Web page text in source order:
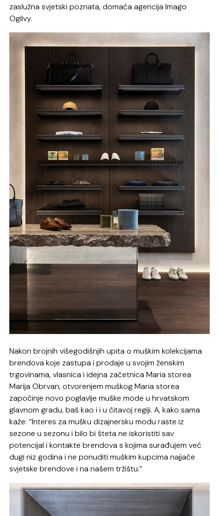
zaslužna svjetski poznata, domaća agencija Imago
Ogilvy.
Nakon brojnih višegodišnjih upita o muškim kolekcijama
brendova koje zastupa i prodaje u svojim ženskim
trgovinama, vlasnica i idejna začetnica Maria storea
Marija Obrvan, otvorenjem muškog Maria storea
započinje novo poglavlje muške mode u hrvatskom
glavnom gradu, baš kao i i u čitavoj regiji. A, kako sama
kaže: “Interes za mušku dizajnersku modu raste iz
sezone u sezonu i bilo bi šteta ne iskoristiti sav
potencijal i kontakte brendova s kojima surađujem već
dugi niz godina i ne ponuditi muškim kupcima najjače
svjetske brendove i na našem tržištu.”